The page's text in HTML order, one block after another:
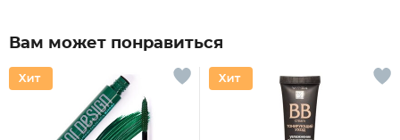
Вам может понравиться